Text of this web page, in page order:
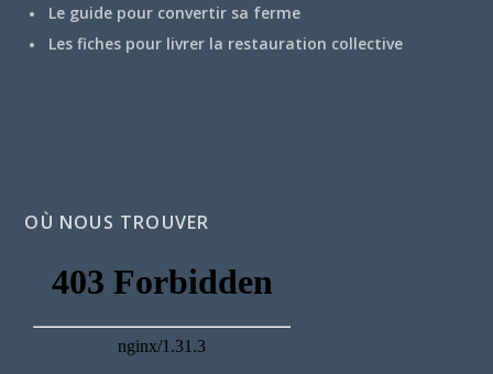
Le guide pour convertir sa ferme
Les fiches pour livrer la restauration collective
OÙ NOUS TROUVER